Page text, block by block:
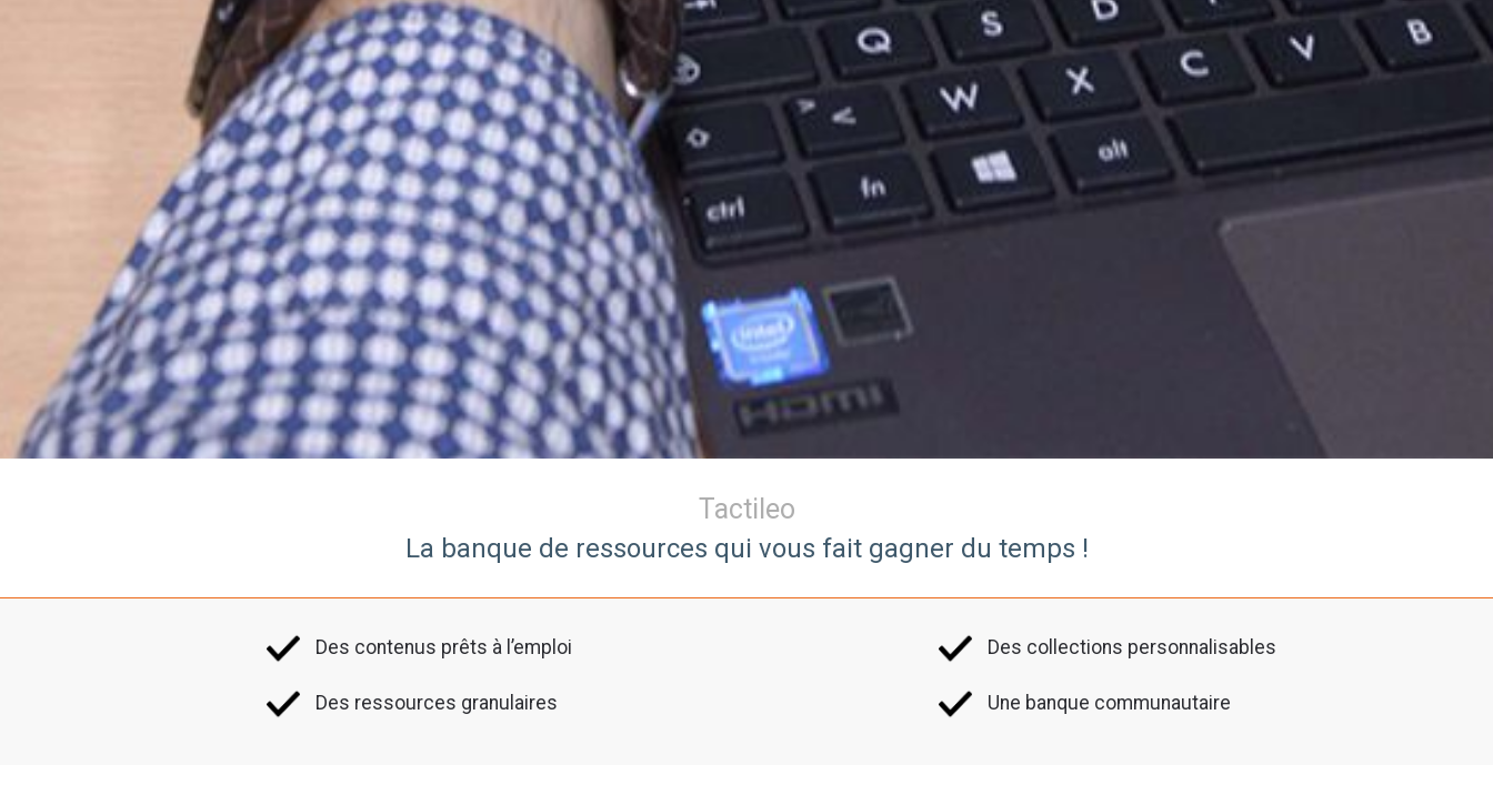
Tactileo
La banque de ressources qui vous fait gagner du temps !
Des contenus prêts à l’emploi
Des ressources granulaires
Des collections personnalisables
Une banque communautaire